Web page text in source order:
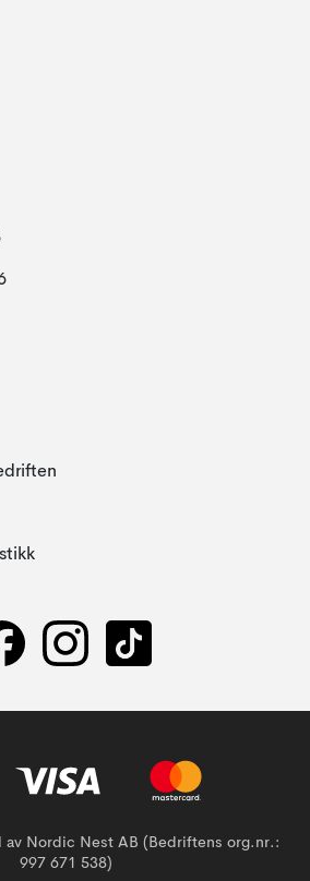
av Nordic Nest AB (Bedriftens org.nr.:
997 671 538)